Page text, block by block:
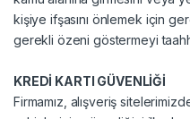
kişiye ifşasını önlemek için
gerekli özeni göstermeyi
KREDİ KARTI GÜVENLİĞİ
Firmamız, alışveriş